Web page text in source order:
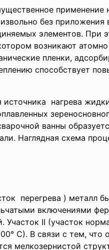
применение
без
элементов. При
возникают
пленки,
способствует
источника нагрева
ванны
Наглядная схема
перегрева ) металл
включениями
Участок II (участок
С). В связи с тем,
мелкозернистой